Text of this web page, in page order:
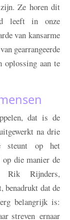
Ze horen dit
leeft in onze
van kansarme
gearrangeerde
oplossing aan te
dat is de
na drie
steunt op het
die manier de
Rik Rijnders,
benadrukt dat de
belangrijk is:
streven ernaar